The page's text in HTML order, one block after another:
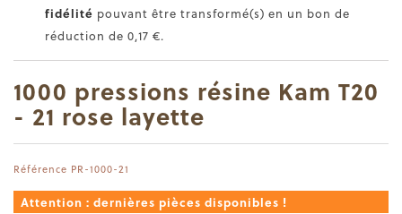
fidélité pouvant être transformé(s) en un bon de
réduction de 0,17 €.
1000 pressions résine Kam T20
- 21 rose layette
Référence PR-1000-21
Attention : dernières pièces disponibles !